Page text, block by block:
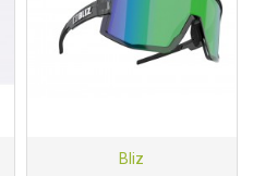
Bliz